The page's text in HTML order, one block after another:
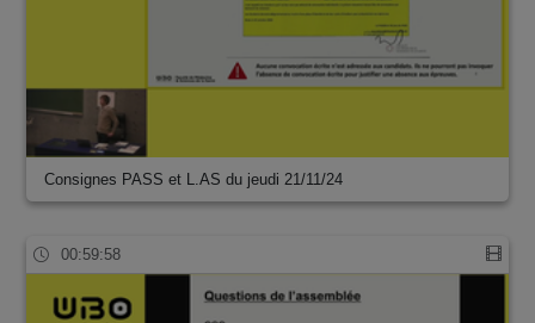
Consignes PASS et L.AS du jeudi 21/11/24
00:59:58